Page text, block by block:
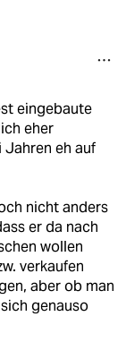
eingebaute
eher
Jahren eh auf
nicht anders
er da nach
wollen
verkaufen
aber ob man
genauso